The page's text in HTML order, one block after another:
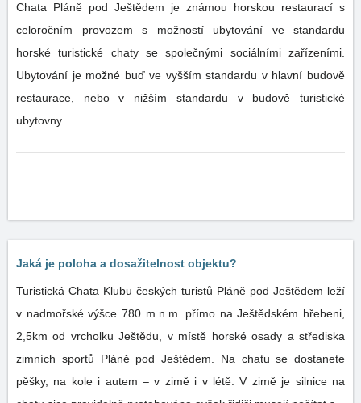
Chata Pláně pod Ještědem je známou horskou restaurací s
celoročním provozem s možností ubytování ve standardu
horské turistické chaty se společnými sociálními zařízeními.
Ubytování je možné buď ve vyšším standardu v hlavní budově
restaurace, nebo v nižším standardu v budově turistické
ubytovny.
Jaká je poloha a dosažitelnost objektu?
Turistická Chata Klubu českých turistů Pláně pod Ještědem leží
v nadmořské výšce 780 m.n.m. přímo na Ještědském hřebeni,
2,5km od vrcholku Ještědu, v místě horské osady a střediska
zimních sportů Pláně pod Ještědem. Na chatu se dostanete
pěšky, na kole i autem – v zimě i v létě. V zimě je silnice na